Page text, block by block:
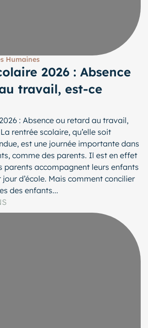
Humaines
2026 : Absence
travail, est-ce
: Absence ou retard au travail,
rentrée scolaire, qu’elle soit
est une journée importante dans
comme des parents. Il est en effet
parents accompagnent leurs enfants
d’école. Mais comment concilier
des enfants...